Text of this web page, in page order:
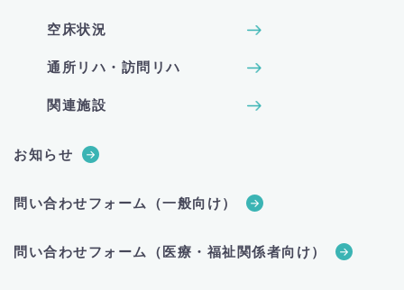
空床状況
通所リハ・訪問リハ
関連施設
お知らせ
問い合わせフォーム（一般向け）
問い合わせフォーム（医療・福祉関係者向け）